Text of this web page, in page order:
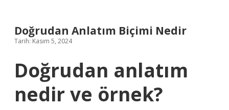
Doğrudan Anlatım Biçimi Nedir
Tarih: Kasım 5, 2024
Doğrudan anlatım
nedir ve örnek?